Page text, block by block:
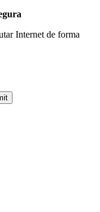
Internet de forma